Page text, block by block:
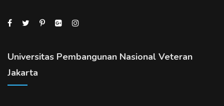
Universitas Pembangunan Nasional Veteran
Jakarta